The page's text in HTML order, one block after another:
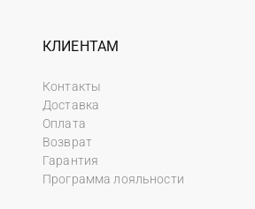
КЛИЕНТАМ
Контакты
Доставка
Оплата
Возврат
Гарантия
Программа лояльности